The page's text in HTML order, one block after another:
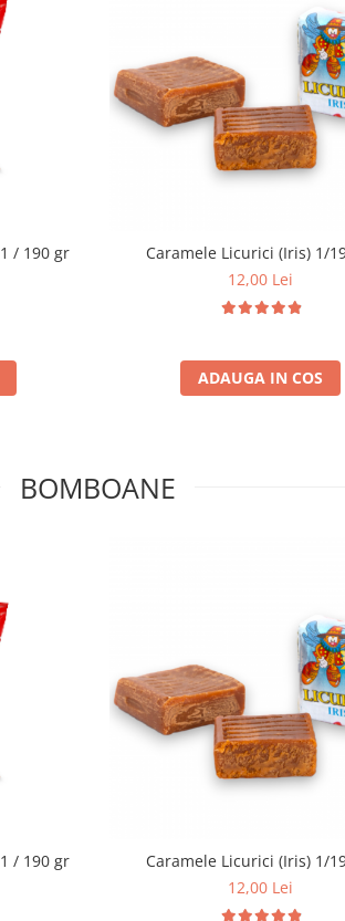
Bomboane Frutic Asortate 1 / 190 gr
Caramele
12,00 Lei
ADAUGA IN COS
BOMBOANE
Bomboane Frutic Asortate 1 / 190 gr
Caramele
12,00 Lei